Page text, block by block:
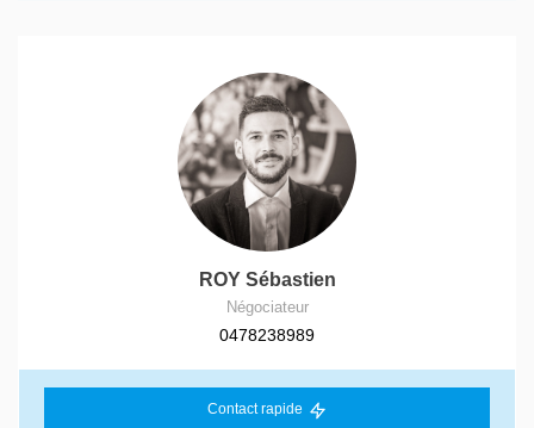
ROY Sébastien
Négociateur
0478238989
Contact rapide